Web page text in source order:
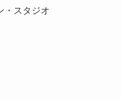
・スタジオ